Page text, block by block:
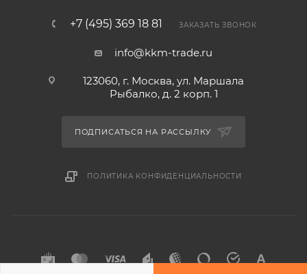
+7 (495) 369 18 81 ЗАКАЗАТЬ ЗВОНОК
info@kkm-trade.ru
123060, г. Москва, ул. Маршала
Рыбалко, д. 2 корп. 1
ПОДПИСАТЬСЯ НА РАССЫЛКУ
ПОЛИТИКА КОНФИДЕНЦИАЛЬНОСТИ